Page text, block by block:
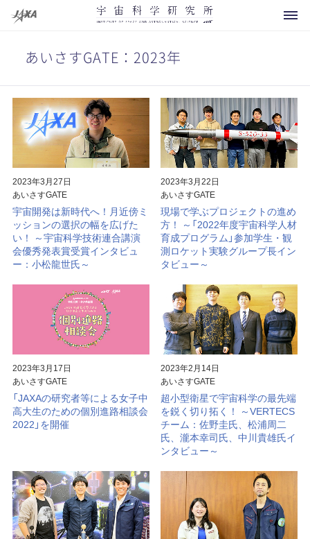
科学衛星・探査機
運用中
将来計画
運用終了
その他
観測ロケット
プラネタリー
（地球防衛）
お知らせ
イベント
よくあるご質問
見学案内
特別公開
宇宙学校
パンフレット
ISASニュース
模型貸出し
概要
所長より
宇宙科学研究所賞
研究者総覧「あいさすmap」
関連施設
年次要覧 / ISAS Report
歴史
歴代所長
あいさすGATE：2023年
2023年3月27日
あいさすGATE
宇宙開発は新時代へ！月近傍ミ
ッションの選択の幅を広げた
い！ ～宇宙科学技術連合講演
会優秀発表賞受賞インタビュ
ー：小松龍世氏～
2023年3月22日
あいさすGATE
現場で学ぶプロジェクトの進め
方！ ～「2022年度宇宙科学人材
育成プログラム」参加学生・観
測ロケット実験グループ長イン
タビュー～
2023年3月17日
あいさすGATE
「JAXAの研究者等による女子中
高大生のための個別進路相談会
2022」を開催
2023年2月14日
あいさすGATE
超小型衛星で宇宙科学の最先端
を鋭く切り拓く！ ～VERTECS
チーム：佐野圭氏、松浦周二
氏、瀧本幸司氏、中川貴雄氏イ
ンタビュー～